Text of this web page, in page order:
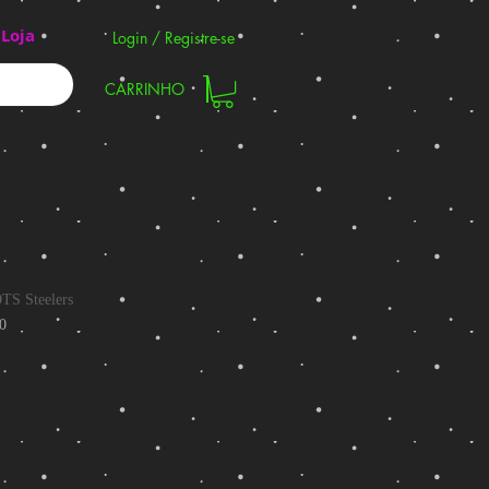
Loja Login / Registre-se
CARRINHO
Steelers